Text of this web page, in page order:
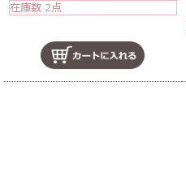
在庫数 2点